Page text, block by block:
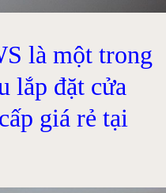
là một trong
lắp đặt cửa
giá rẻ tại